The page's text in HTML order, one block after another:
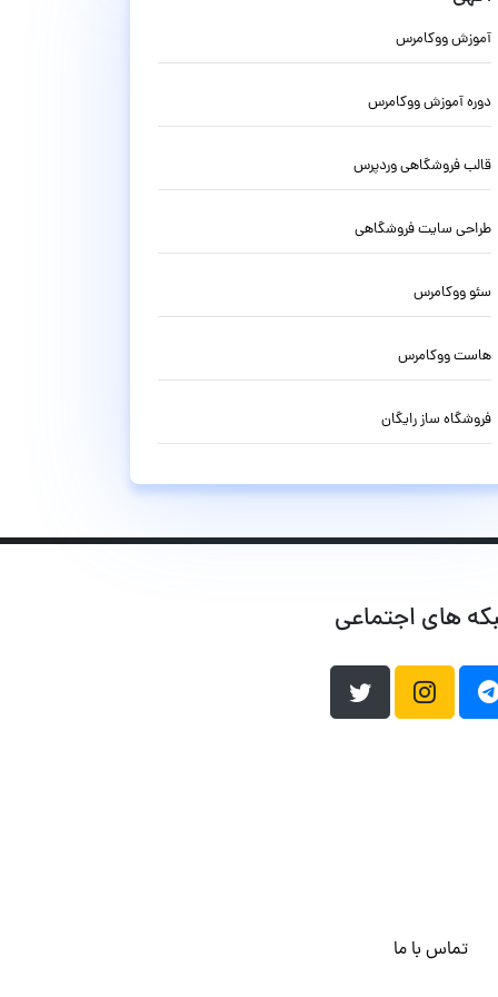
آموزش ووکامرس
دوره آموزش ووکامرس
قالب فروشگاهی وردپرس
طراحی سایت فروشگاهی
سئو ووکامرس
هاست ووکامرس
فروشگاه ساز رایگان
های اجتماعی
تماس با ما